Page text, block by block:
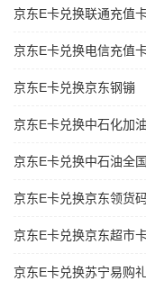
京东E卡兑换联通充值
京东E卡兑换电信充值
京东E卡兑换京东钢镚
京东E卡兑换中石化加
京东E卡兑换中石油全
京东E卡兑换京东领货
京东E卡兑换京东超市
京东E卡兑换苏宁易购